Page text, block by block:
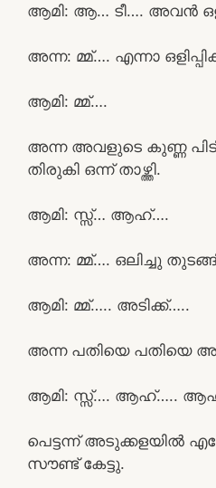
ആമി: ആ… ടീ…. അവൻ
അന്ന: മ്മ്…. എന്നാ
ആമി: മ്മ്….
അന്ന അവളുടെ കുണ്ണ
തിരുകി ഒന്ന് താഴ്ത്തി.
ആമി: സ്സ്‌… ആഹ്….
അന്ന: മ്മ്…. ഒലിച്ചു
ആമി: മ്മ്….. അടിക്ക്…..
അന്ന പതിയെ പതിയെ
ആമി: സ്സ്‌…. ആഹ്…..
പെട്ടന്ന് അടുക്കളയിൽ
സൗണ്ട് കേട്ടു.